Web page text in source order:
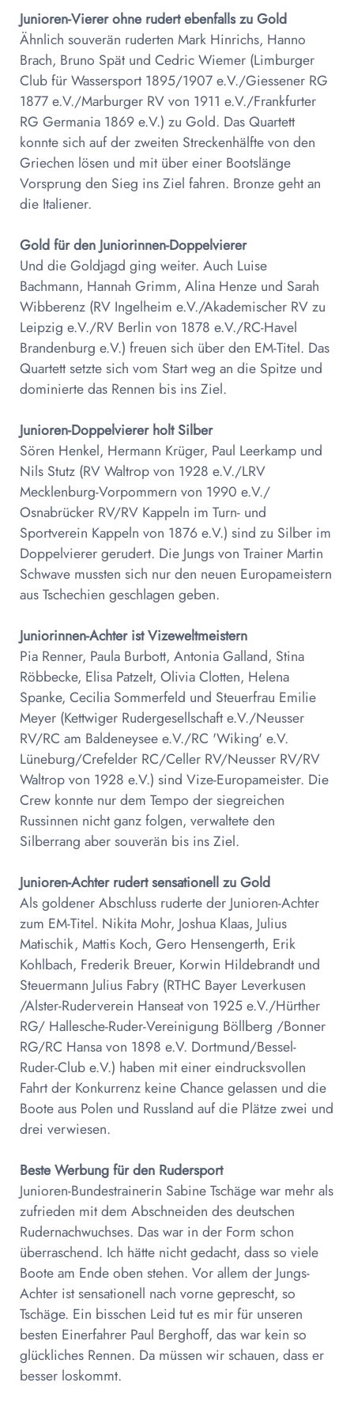
Junioren-Vierer ohne rudert ebenfalls zu Gold
Ähnlich souverän ruderten Mark Hinrichs, Hanno
Brach, Bruno Spät und Cedric Wiemer (Limburger
Club für Wassersport 1895/1907 e.V./Giessener RG
1877 e.V./Marburger RV von 1911 e.V./Frankfurter
RG Germania 1869 e.V.) zu Gold. Das Quartett
konnte sich auf der zweiten Streckenhälfte von den
Griechen lösen und mit über einer Bootslänge
Vorsprung den Sieg ins Ziel fahren. Bronze geht an
die Italiener.
Gold für den Juniorinnen-Doppelvierer
Und die Goldjagd ging weiter. Auch Luise
Bachmann, Hannah Grimm, Alina Henze und Sarah
Wibberenz (RV Ingelheim e.V./Akademischer RV zu
Leipzig e.V./RV Berlin von 1878 e.V./RC-Havel
Brandenburg e.V.) freuen sich über den EM-Titel. Das
Quartett setzte sich vom Start weg an die Spitze und
dominierte das Rennen bis ins Ziel.
Junioren-Doppelvierer holt Silber
Sören Henkel, Hermann Krüger, Paul Leerkamp und
Nils Stutz (RV Waltrop von 1928 e.V./LRV
Mecklenburg-Vorpommern von 1990 e.V./
Osnabrücker RV/RV Kappeln im Turn- und
Sportverein Kappeln von 1876 e.V.) sind zu Silber im
Doppelvierer gerudert. Die Jungs von Trainer Martin
Schwave mussten sich nur den neuen Europameistern
aus Tschechien geschlagen geben.
Juniorinnen-Achter ist Vizeweltmeistern
Pia Renner, Paula Burbott, Antonia Galland, Stina
Röbbecke, Elisa Patzelt, Olivia Clotten, Helena
Spanke, Cecilia Sommerfeld und Steuerfrau Emilie
Meyer (Kettwiger Rudergesellschaft e.V./Neusser
RV/RC am Baldeneysee e.V./RC 'Wiking' e.V.
Lüneburg/Crefelder RC/Celler RV/Neusser RV/RV
Waltrop von 1928 e.V.) sind Vize-Europameister. Die
Crew konnte nur dem Tempo der siegreichen
Russinnen nicht ganz folgen, verwaltete den
Silberrang aber souverän bis ins Ziel.
Junioren-Achter rudert sensationell zu Gold
Als goldener Abschluss ruderte der Junioren-Achter
zum EM-Titel. Nikita Mohr, Joshua Klaas, Julius
Matischik, Mattis Koch, Gero Hensengerth, Erik
Kohlbach, Frederik Breuer, Korwin Hildebrandt und
Steuermann Julius Fabry (RTHC Bayer Leverkusen
/Alster-Ruderverein Hanseat von 1925 e.V./Hürther
RG/ Hallesche-Ruder-Vereinigung Böllberg /Bonner
RG/RC Hansa von 1898 e.V. Dortmund/Bessel-
Ruder-Club e.V.) haben mit einer eindrucksvollen
Fahrt der Konkurrenz keine Chance gelassen und die
Boote aus Polen und Russland auf die Plätze zwei und
drei verwiesen.
Beste Werbung für den Rudersport
Junioren-Bundestrainerin Sabine Tschäge war mehr als
zufrieden mit dem Abschneiden des deutschen
Rudernachwuchses. Das war in der Form schon
überraschend. Ich hätte nicht gedacht, dass so viele
Boote am Ende oben stehen. Vor allem der Jungs-
Achter ist sensationell nach vorne geprescht, so
Tschäge. Ein bisschen Leid tut es mir für unseren
besten Einerfahrer Paul Berghoff, das war kein so
glückliches Rennen. Da müssen wir schauen, dass er
besser loskommt.